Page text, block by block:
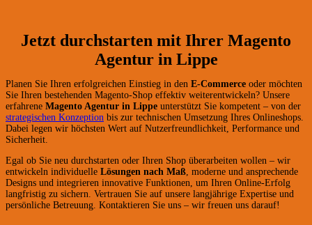
Jetzt durchstarten mit Ihrer Magento
Agentur in Lippe
Planen Sie Ihren erfolgreichen Einstieg in den E-Commerce oder möchten
Sie Ihren bestehenden Magento-Shop effektiv weiterentwickeln? Unsere
erfahrene Magento Agentur in Lippe unterstützt Sie kompetent – von der
strategischen Konzeption bis zur technischen Umsetzung Ihres Onlineshops.
Dabei legen wir höchsten Wert auf Nutzerfreundlichkeit, Performance und
Sicherheit.
Egal ob Sie neu durchstarten oder Ihren Shop überarbeiten wollen – wir
entwickeln individuelle Lösungen nach Maß , moderne und ansprechende
Designs und integrieren innovative Funktionen, um Ihren Online-Erfolg
langfristig zu sichern. Vertrauen Sie auf unsere langjährige Expertise und
persönliche Betreuung. Kontaktieren Sie uns – wir freuen uns darauf!